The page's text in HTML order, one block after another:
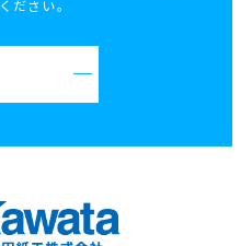
ださい。